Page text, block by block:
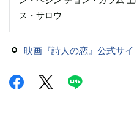
ス・サロウ
映画『詩人の恋』公式サイ